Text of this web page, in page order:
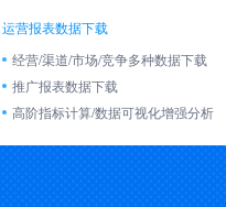
运营报表数据下载
经营/渠道/市场/竞争多种数据下载
推广报表数据下载
高阶指标计算/数据可视化增强分析